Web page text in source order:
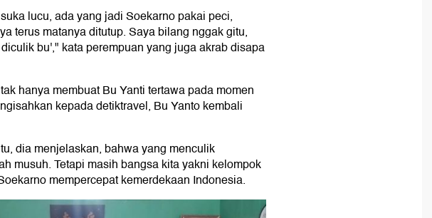
lucu, ada yang jadi Soekarno pakai peci,
terus matanya ditutup. Saya bilang nggak gitu,
bu'," kata perempuan yang juga akrab disapa
hanya membuat Bu Yanti tertawa pada momen
kepada detiktravel, Bu Yanto kembali
dia menjelaskan, bahwa yang menculik
musuh. Tetapi masih bangsa kita yakni kelompok
mempercepat kemerdekaan Indonesia.